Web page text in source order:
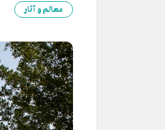
معالم و آثار